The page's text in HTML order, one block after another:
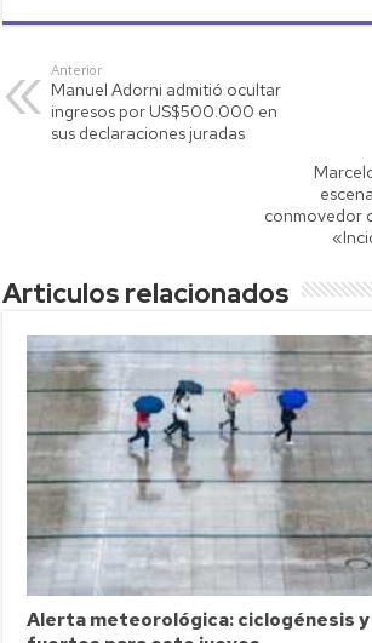
at
s
A
p
tt p
Li
nk
ail m
ar
Anterior
Manuel Adorni admitió ocultar
ingresos por US$500.000 en
sus declaraciones juradas
conmovedor
Articulos relacionados
Alerta meteorológica: ciclogénesis